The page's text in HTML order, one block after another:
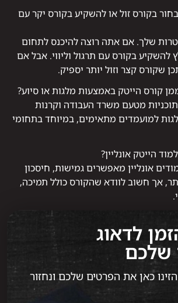
בקורס זול או להשקיע בקורס יקר עם
שלך. אם אתה רוצה להיכנס לתחום
בקורס עם תרגול וליווי. אבל אם
שקורס קצר וזול יותר יספיק.
קורס הייטק באמצעות מלגות או סיוע?
תוכניות מטעם משרד העבודה וקרנות
למועמדים מתאימים, במיוחד בתחומי
הייטק אונליין?
אונליין מאפשרים גמישות, חיסכון
אך חשוב לוודא שהקורס כולל תמיכה,
לדאוג
שלכם
הזינו כאן את הפרטים שלכם ונחזור